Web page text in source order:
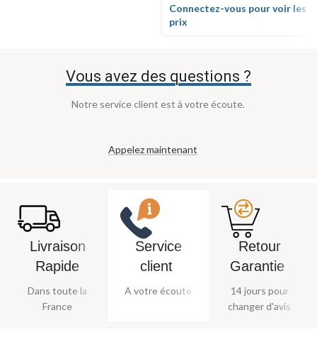
Connectez-vous pour voir les
prix
Vous avez des questions ?
Notre service client est à votre écoute.
Appelez maintenant
Livraison
Rapide
Dans toute la
France
Service
client ​
A votre écoute
Retour
Garantie ​
14 jours pour
changer d'avis